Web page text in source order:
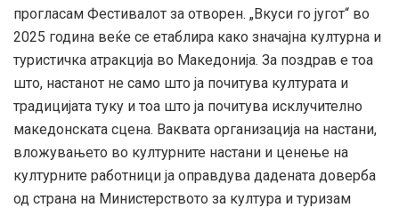
прогласам Фестивалот за отворен. „Вкуси го југот“ во
2025 година веќе се етаблира како значајна културна и
туристичка атракција во Македонија. За поздрав е тоа
што, настанот не само што ја почитува културата и
традицијата туку и тоа што ја почитува исклучително
македонската сцена. Ваквата организација на настани,
вложувањето во културните настани и ценење на
културните работници ја оправдува дадената доверба
од страна на Министерството за култура и туризам